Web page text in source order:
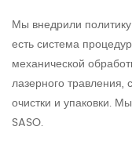
Мы внедрили политику
есть система
механической
лазерного травления,
очистки и упаковки.
SASO.